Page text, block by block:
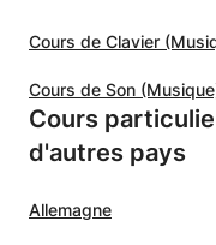
Cours de Clavier
Cours de Son
Cours
d'autres pays
Allemagne